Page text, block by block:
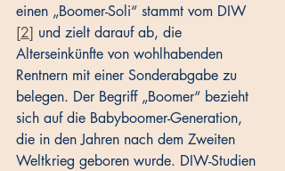
einen „Boomer-Soli“ stammt vom DIW
[2] und zielt darauf ab, die
Alterseinkünfte von wohlhabenden
Rentnern mit einer Sonderabgabe zu
belegen. Der Begriff „Boomer“ bezieht
sich auf die Babyboomer-Generation,
die in den Jahren nach dem Zweiten
Weltkrieg geboren wurde. DIW-Studien